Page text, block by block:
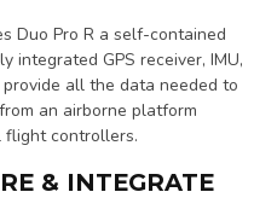
Duo Pro R a self-contained
integrated GPS receiver, IMU,
all the data needed to
an airborne platform
controllers.
& INTEGRATE